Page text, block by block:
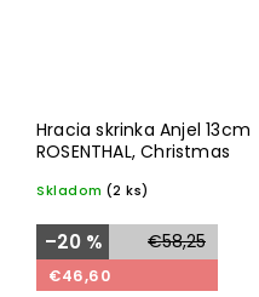
Hracia skrinka Anjel 13cm
ROSENTHAL, Christmas
Skladom (2 ks)
€58,25
–20 %
€46,60